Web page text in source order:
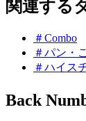
関連する
＃Combo
＃パン・
＃ハイス
Back